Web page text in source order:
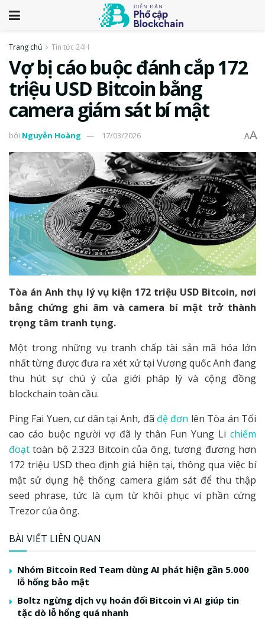
Trang chủ Tin tức 24H
Vợ bị cáo buộc đánh cắp 172
triệu USD Bitcoin bằng
camera giám sát bí mật
bởi Nguyễn Hoàng 17/03/2026 AA
Tòa án Anh thụ lý vụ kiện 172 triệu USD Bitcoin, nơi
bằng chứng ghi âm và camera bí mật trở thành
trọng tâm tranh tụng.
Một trong những vụ tranh chấp tài sản mã hóa lớn
nhất từng được đưa ra xét xử tại Vương quốc Anh đang
thu hút sự chú ý của giới pháp lý và cộng đồng
blockchain toàn cầu.
Ping Fai Yuen, cư dân tại Anh, đã đệ đơn lên Tòa án Tối
cao cáo buộc người vợ đã ly thân Fun Yung Li chiếm
đoạt toàn bộ 2.323 Bitcoin của ông, tương đương hơn
172 triệu USD theo định giá hiện tại, thông qua việc bí
mật sử dụng hệ thống camera giám sát để thu thập
seed phrase, tức là cụm từ khôi phục ví phần cứng
Trezor của ông.
BÀI VIẾT LIÊN QUAN
Nhóm Bitcoin Red Team dùng AI phát hiện gần 5.000
lỗ hổng bảo mật
Boltz ngừng dịch vụ hoán đổi Bitcoin vì AI giúp tin
tặc dò lỗ hổng quá nhanh